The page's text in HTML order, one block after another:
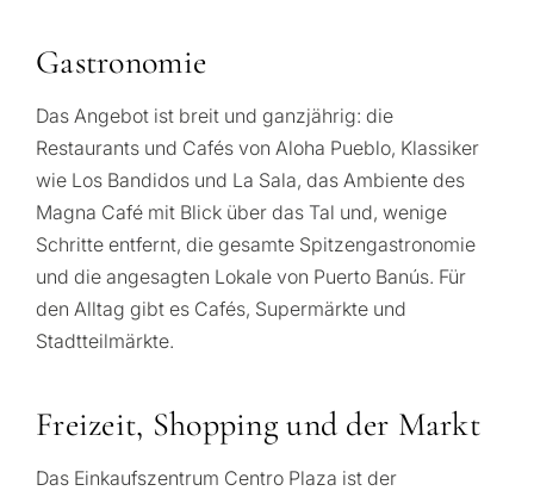
Gastronomie
Das Angebot ist breit und ganzjährig: die
Restaurants und Cafés von Aloha Pueblo, Klassiker
wie Los Bandidos und La Sala, das Ambiente des
Magna Café mit Blick über das Tal und, wenige
Schritte entfernt, die gesamte Spitzengastronomie
und die angesagten Lokale von Puerto Banús. Für
den Alltag gibt es Cafés, Supermärkte und
Stadtteilmärkte.
Freizeit, Shopping und der Markt
Das Einkaufszentrum Centro Plaza ist der